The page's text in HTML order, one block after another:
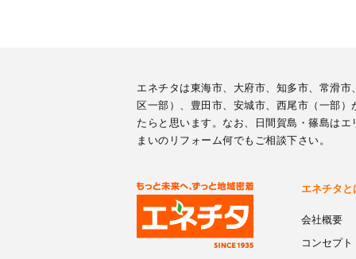
エネチタは東海市、大府市、知多市、常滑
区一部）、豊田市、安城市、西尾市（一部
たらと思います。なお、日間賀島・篠島は
まいのリフォーム何でもご相談下さい。
エネチタと
会社概要
コンセプト